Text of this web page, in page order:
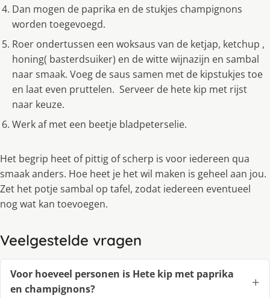
Dan mogen de paprika en de stukjes champignons
worden toegevoegd.
Roer ondertussen een woksaus van de ketjap, ketchup ,
honing( basterdsuiker) en de witte wijnazijn en sambal
naar smaak. Voeg de saus samen met de kipstukjes toe
en laat even pruttelen. Serveer de hete kip met rijst
naar keuze.
Werk af met een beetje bladpeterselie.
Het begrip heet of pittig of scherp is voor iedereen qua
smaak anders. Hoe heet je het wil maken is geheel aan jou.
Zet het potje sambal op tafel, zodat iedereen eventueel
nog wat kan toevoegen.
Veelgestelde vragen
Voor hoeveel personen is Hete kip met paprika
en champignons?